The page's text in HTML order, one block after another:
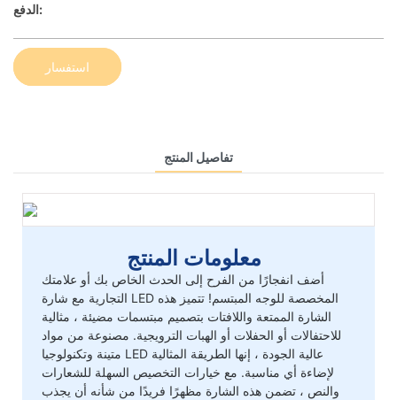
الدفع:
استفسار
تفاصيل المنتج
معلومات المنتج
أضف انفجارًا من الفرح إلى الحدث الخاص بك أو علامتك
التجارية مع شارة LED المخصصة للوجه المبتسم! تتميز هذه
الشارة الممتعة واللافتات بتصميم مبتسمات مضيئة ، مثالية
للاحتفالات أو الحفلات أو الهبات الترويجية. مصنوعة من مواد
متينة وتكنولوجيا LED عالية الجودة ، إنها الطريقة المثالية
لإضاءة أي مناسبة. مع خيارات التخصيص السهلة للشعارات
والنص ، تضمن هذه الشارة مظهرًا فريدًا من شأنه أن يجذب